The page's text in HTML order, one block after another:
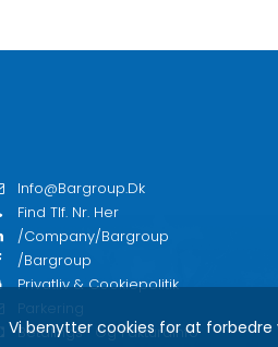
Info@bargroup.dk
Find Tlf. Nr. Her
/company/bargroup
/bargroup
Privatliv & Cookiepolitik
Parkering
Betalings- Og Fakturainfo
Vi benytter cookies for at forbedre